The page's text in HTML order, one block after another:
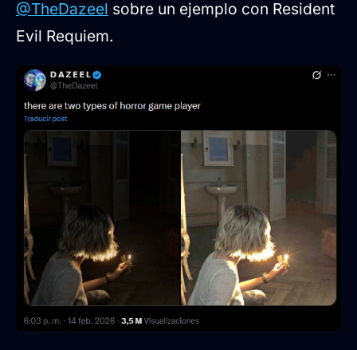
@TheDazeel sobre un ejemplo con Resident
Evil Requiem.